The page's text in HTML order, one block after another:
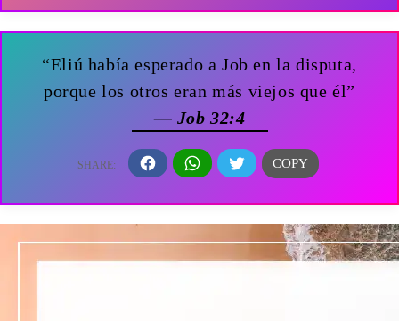
“Eliú había esperado a Job en la disputa,
porque los otros eran más viejos que él”
— Job 32:4